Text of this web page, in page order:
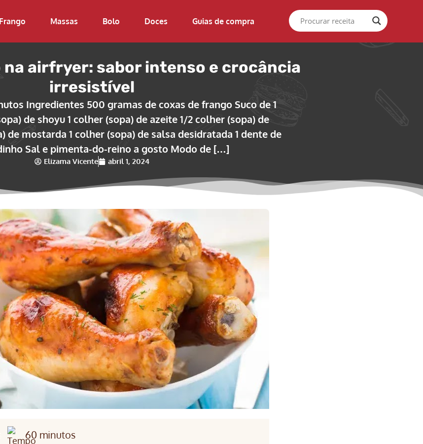
Frango Massas Bolo Doces Guias de compra
na airfryer: sabor intenso e crocância
irresistível
Ingredientes 500 gramas de coxas de frango Suco de 1
de shoyu 1 colher (sopa) de azeite 1/2 colher (sopa) de
de mostarda 1 colher (sopa) de salsa desidratada 1 dente de
Sal e pimenta-do-reino a gosto Modo de […]
Elizama Vicente abril 1, 2024
60 minutos